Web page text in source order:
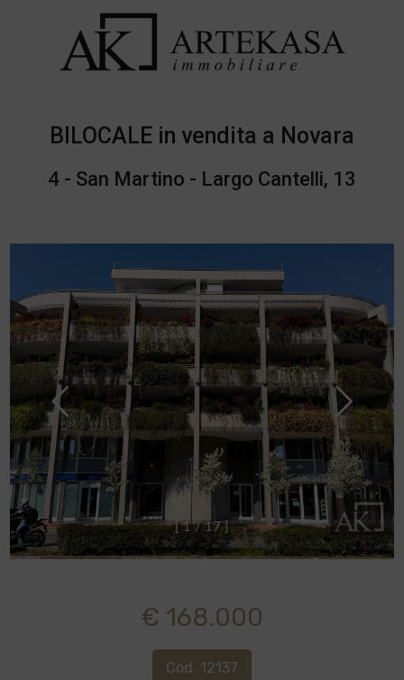
BILOCALE in vendita a Novara
4 - San Martino - Largo Cantelli, 13
[ 1 / 17 ]
€ 168.000
Cod. 12137